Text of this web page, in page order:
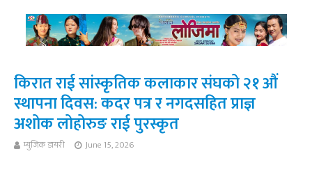
किरात राई सांस्कृतिक कलाकार संघको २१ औं
स्थापना दिवस: कदर पत्र र नगदसहित प्राज्ञ
अशोक लोहोरुङ राई पुरस्कृत
म्युजिक डायरी June 15, 2026